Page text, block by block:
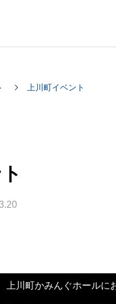
案内
上川町イベント
川町かみんぐホールに